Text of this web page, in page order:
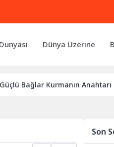
Dünya Üzerine
Kurmanın Anahtarı
Son